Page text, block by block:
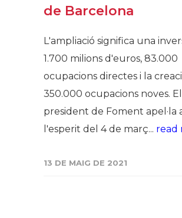
de Barcelona
L'ampliació significa una
1.700 milions d'euros, 83.000
ocupacions directes i la
350.000 ocupacions noves. El
president de Foment apel·la
l'esperit del 4 de març... read
13 DE MAIG DE 2021